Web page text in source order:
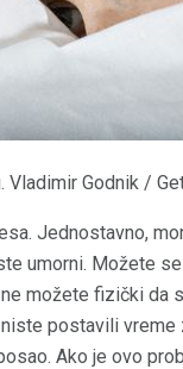
Vladimir Godnik /
Jednostavno,
umorni. Možete
možete fizički da
niste postavili vreme
Ako je ovo